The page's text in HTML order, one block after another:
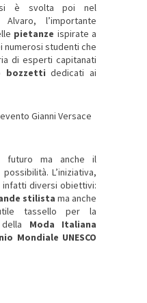
si è svolta poi nel
Alvaro, l’importante
pietanze ispirate a
numerosi studenti che
di esperti capitanati
bozzetti dedicati ai
futuro ma anche il
possibilità.L’iniziativa,
diversi obiettivi:
stilista ma anche
tassello per la
Moda Italiana
Mondiale UNESCO